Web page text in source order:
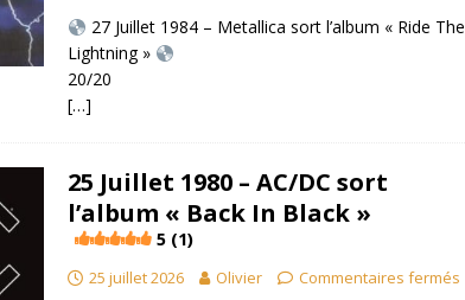
27 Juillet 1984 – Metallica sort l’album « Ride The
Lightning »
20/20
[…]
25 Juillet 1980 – AC/DC sort
l’album « Back In Black »
5 (1)
25 juillet 2026 Olivier Commentaires fermés